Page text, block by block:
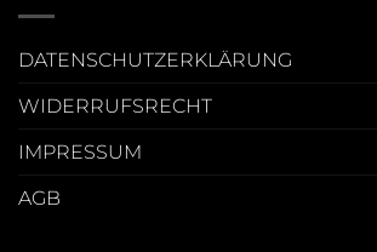
DATENSCHUTZERKLÄRUNG
WIDERRUFSRECHT
IMPRESSUM
AGB